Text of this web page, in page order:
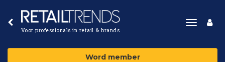
Voor professionals in retail & brands
Toggle
Word member